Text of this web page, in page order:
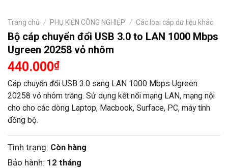
Trang chủ / PHỤ KIỆN CÔNG NGHIỆP / Các loại cáp dữ liệu khác
Bộ cáp chuyển đổi USB 3.0 to LAN 1000 Mbps
Ugreen 20258 vỏ nhôm
440.000₫
Cáp chuyển đổi USB 3.0 sang LAN 1000 Mbps Ugreen
20258 vỏ nhôm trắng. Sử dụng kết nối mạng LAN, mạng nội
cho cho các dòng Laptop, Macbook, Surface, PC, máy tính
đồng bộ.
Tình trạng: Còn hàng
Bảo hành: 12 tháng